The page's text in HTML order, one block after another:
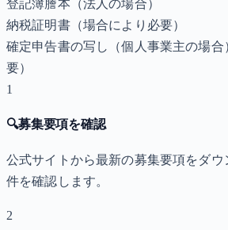
登記簿謄本（法人の場合）
納税証明書（場合により必要）
確定申告書の写し（個人事業主の場合
要）
1
🔍募集要項を確認
公式サイトから最新の募集要項をダウ
件を確認します。
2